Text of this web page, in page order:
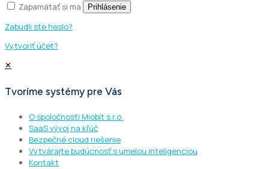
Zapamätať si ma
Prihlásenie
Zabudli ste heslo?
Vytvoriť účet?
✕
Tvoríme systémy pre Vás
O spoločnosti Miobit s.r.o.
SaaS vývoj na kľúč
Bezpečné cloud riešenie
Vytvárajte budúcnosť s umelou inteligenciou
Kontakt